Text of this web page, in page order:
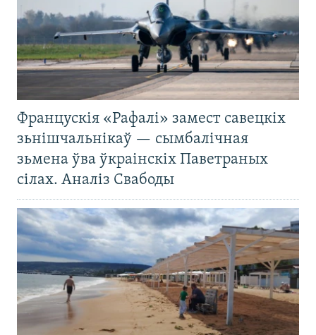
Францускія «Рафалі» замест савецкіх
зьнішчальнікаў — сымбалічная
зьмена ўва ўкраінскіх Паветраных
сілах. Аналіз Свабоды